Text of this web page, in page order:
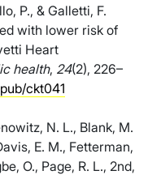
P., & Galletti, F.
with lower risk of
Heart
health, 24(2), 226–
ckt041
N. L., Blank, M.
E. M., Fetterman,
O., Page, R. L., 2nd,